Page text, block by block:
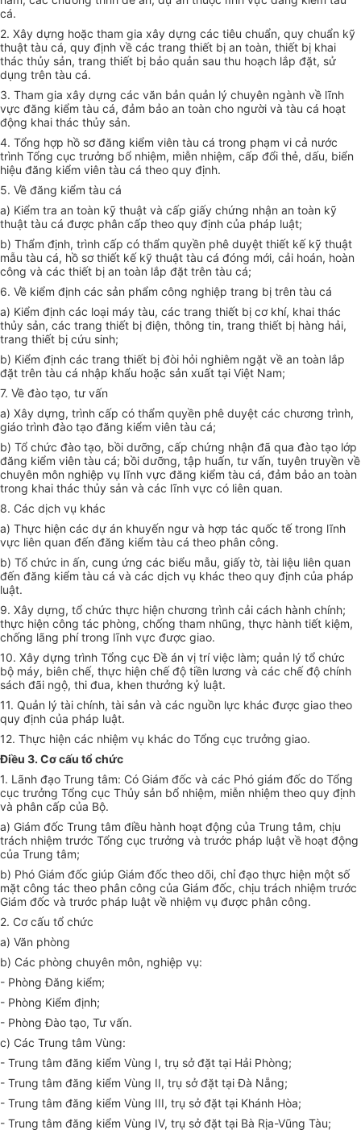
cá.
2. Xây dựng hoặc tham gia xây dựng các tiêu chuẩn, quy chuẩn kỹ
thuật tàu cá, quy định về các trang thiết bị an toàn, thiết bị khai
thác thủy sản, trang thiết bị bảo quản sau thu hoạch lắp đặt, sử
dụng trên tàu cá.
3. Tham gia xây dựng các văn bản quản lý chuyên ngành về lĩnh
vực đăng kiểm tàu cá, đảm bảo an toàn cho người và tàu cá hoạt
động khai thác thủy sản.
4. Tổng hợp hồ sơ đăng kiểm viên tàu cá trong phạm vi cả nước
trình Tổng cục trưởng bổ nhiệm, miễn nhiệm, cấp đổi thẻ, dấu, biển
hiệu đăng kiểm viên tàu cá theo quy định.
5. Về đăng kiểm tàu cá
a) Kiểm tra an toàn kỹ thuật và cấp giấy chứng nhận an toàn kỹ
thuật tàu cá được phân cấp theo quy định của pháp luật;
b) Thẩm định, trình cấp có thẩm quyền phê duyệt thiết kế kỹ thuật
mẫu tàu cá, hồ sơ thiết kế kỹ thuật tàu cá đóng mới, cải hoán, hoàn
công và các thiết bị an toàn lắp đặt trên tàu cá;
6. Về kiểm định các sản phẩm công nghiệp trang bị trên tàu cá
a) Kiểm định các loại máy tàu, các trang thiết bị cơ khí, khai thác
thủy sản, các trang thiết bị điện, thông tin, trang thiết bị hàng hải,
trang thiết bị cứu sinh;
b) Kiểm định các trang thiết bị đòi hỏi nghiêm ngặt về an toàn lắp
đặt trên tàu cá nhập khẩu hoặc sản xuất tại Việt Nam;
7. Về đào tạo, tư vấn
a) Xây dựng, trình cấp có thẩm quyền phê duyệt các chương trình,
giáo trình đào tạo đăng kiểm viên tàu cá;
b) Tổ chức đào tạo, bồi dưỡng, cấp chứng nhận đã qua đào tạo lớp
đăng kiểm viên tàu cá; bồi dưỡng, tập huấn, tư vấn, tuyên truyền về
chuyên môn nghiệp vụ lĩnh vực đăng kiểm tàu cá, đảm bảo an toàn
trong khai thác thủy sản và các lĩnh vực có liên quan.
8. Các dịch vụ khác
a) Thực hiện các dự án khuyến ngư và hợp tác quốc tế trong lĩnh
vực liên quan đến đăng kiểm tàu cá theo phân công.
b) Tổ chức in ấn, cung ứng các biểu mẫu, giấy tờ, tài liệu liên quan
đến đăng kiểm tàu cá và các dịch vụ khác theo quy định của pháp
luật.
9. Xây dựng, tổ chức thực hiện chương trình cải cách hành chính;
thực hiện công tác phòng, chống tham nhũng, thực hành tiết kiệm,
chống lãng phí trong lĩnh vực được giao.
10. Xây dựng trình Tổng cục Đề án vị trí việc làm; quản lý tổ chức
bộ máy, biên chế, thực hiện chế độ tiền lương và các chế độ chính
sách đãi ngộ, thi đua, khen thưởng kỷ luật.
11. Quản lý tài chính, tài sản và các nguồn lực khác được giao theo
quy định của pháp luật.
12. Thực hiện các nhiệm vụ khác do Tổng cục trưởng giao.
Điều 3. Cơ cấu tổ chức
1. Lãnh đạo Trung tâm: Có Giám đốc và các Phó giám đốc do Tổng
cục trưởng Tổng cục Thủy sản bổ nhiệm, miễn nhiệm theo quy định
và phân cấp của Bộ.
a) Giám đốc Trung tâm điều hành hoạt động của Trung tâm, chịu
trách nhiệm trước Tổng cục trưởng và trước pháp luật về hoạt động
của Trung tâm;
b) Phó Giám đốc giúp Giám đốc theo dõi, chỉ đạo thực hiện một số
mặt công tác theo phân công của Giám đốc, chịu trách nhiệm trước
Giám đốc và trước pháp luật về nhiệm vụ được phân công.
2. Cơ cấu tổ chức
a) Văn phòng
b) Các phòng chuyên môn, nghiệp vụ:
- Phòng Đăng kiểm;
- Phòng Kiểm định;
- Phòng Đào tạo, Tư vấn.
c) Các Trung tâm Vùng:
- Trung tâm đăng kiểm Vùng I, trụ sở đặt tại Hải Phòng;
- Trung tâm đăng kiểm Vùng II, trụ sở đặt tạiĐà Nẵng;
- Trung tâm đăng kiểm Vùng III, trụ sở đặt tại Khánh Hòa;
- Trung tâm đăng kiểm Vùng IV, trụ sở đặt tại Bà Rịa-Vũng Tàu;